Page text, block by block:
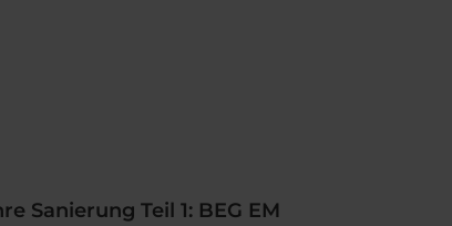
Sanierung Teil 1: BEG EM